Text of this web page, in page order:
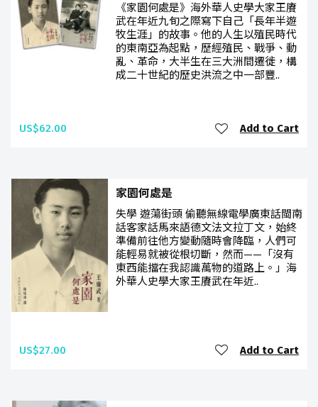
《家園何處是》海外華人史學大家王賡
武在年近九旬之際寫下自己「長年半遊
牧生涯」的故事。他的人生以殖民時代
的東南亞為起點，歷經殖民、戰爭、動
亂、革命，大半生在三大洲間遷徙，構
成二十世紀的歷史洪流之中一部豐..
US$62.00 Add to Cart
家園何處是
失學 遊蕩街頭 偷聽無線電學廣東話閩南
話客家話馬來語德文法文拉丁文，始終
準備前往他方變動隨時會降臨，人們可
能輕易就被從根切斷，然而——「沒有
東西能擋在我認識萬物的道路上。」海
外華人史學大家王賡武在年近..
US$27.00 Add to Cart